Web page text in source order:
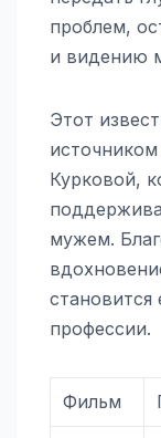
проблем,
и видению
Этот
Курковой,
мужем.
профессии.
Фильм